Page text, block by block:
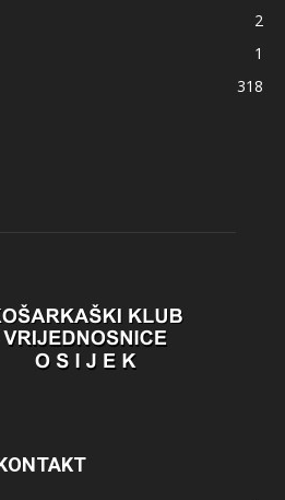
2
1
318